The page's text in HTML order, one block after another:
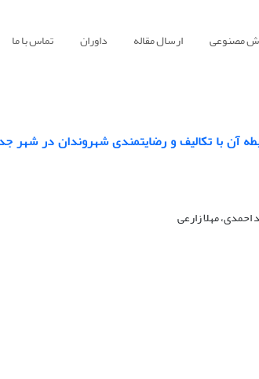
مصنوعی ارسال مقاله داوران تماس با ما
آن با تکالیف و رضایتمندی شهروندان در شهر
مهلا زارعی